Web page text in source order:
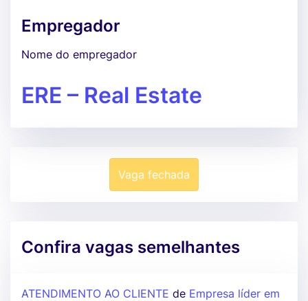
Empregador
Nome do empregador
ERE – Real Estate
Vaga fechada
Confira vagas semelhantes
ATENDIMENTO AO CLIENTE de Empresa líder em